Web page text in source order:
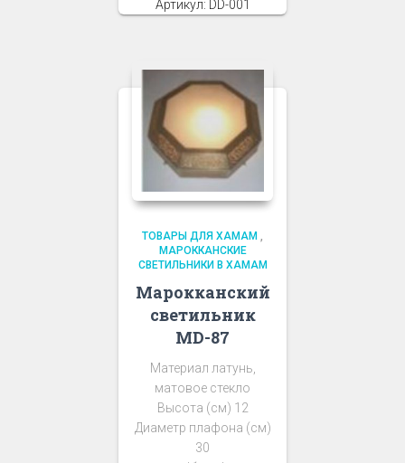
Артикул: DD-001
ТОВАРЫ ДЛЯ ХАМАМ ,
МАРОККАНСКИЕ
СВЕТИЛЬНИКИ В ХАМАМ
Марокканский
светильник
MD-87
Материал латунь,
матовое стекло
Высота (см) 12
Диаметр плафона (см)
30